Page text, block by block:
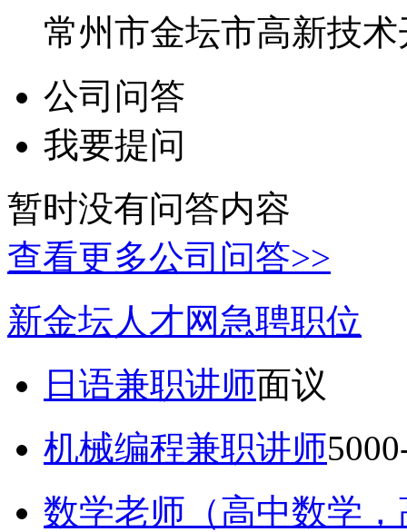
常州市金坛市高新技
公司问答
我要提问
暂时没有问答内容
查看更多公司问答>>
新金坛人才网急聘职位
日语兼职讲师面议
机械编程兼职讲师
数学老师（高中数学